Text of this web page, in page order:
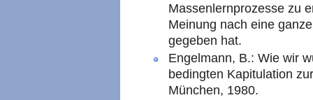
Massenlernprozesse zu
Meinung nach eine
gegeben hat.
Engelmann, B.: Wie wir
bedingten Kapitulation
München, 1980.